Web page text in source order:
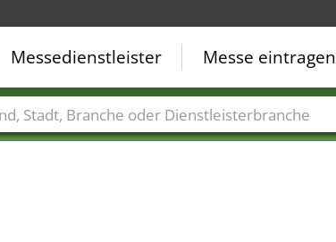
Messedienstleister Messe eintragen
Städte Branchen Dienstleisterbranchen